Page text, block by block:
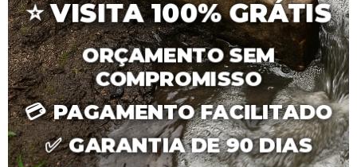
⭐ VISITA 100% GRÁTIS
ORÇAMENTO SEM
COMPROMISSO
💳 PAGAMENTO FACILITADO
✅ GARANTIA DE 90 DIAS